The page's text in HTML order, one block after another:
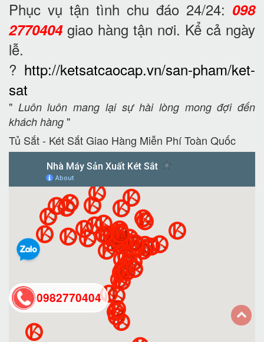
Phục vụ tận tình chu đáo 24/24: 098
2770404giao hàng tận nơi. Kể cả ngày
lễ.
? http://ketsatcaocap.vn/san-pham/ket-
sat
" Luôn luôn mang lại sự hài lòng mong đợi đến
khách hàng "
Tủ Sắt - Két Sắt Giao Hàng Miễn Phí Toàn Quốc
0982770404